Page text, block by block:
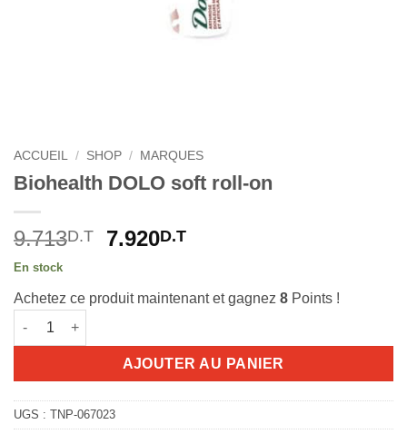
ACCUEIL / SHOP / MARQUES
Biohealth DOLO soft roll-on
9.713D.T
Le
était :
7.920D.TLe
est :
En stock
Achetez ce produit maintenant et gagnez 8 Points !
quantité de Biohealth DOLO soft roll-on
AJOUTER AU PANIER
UGS : TNP-067023